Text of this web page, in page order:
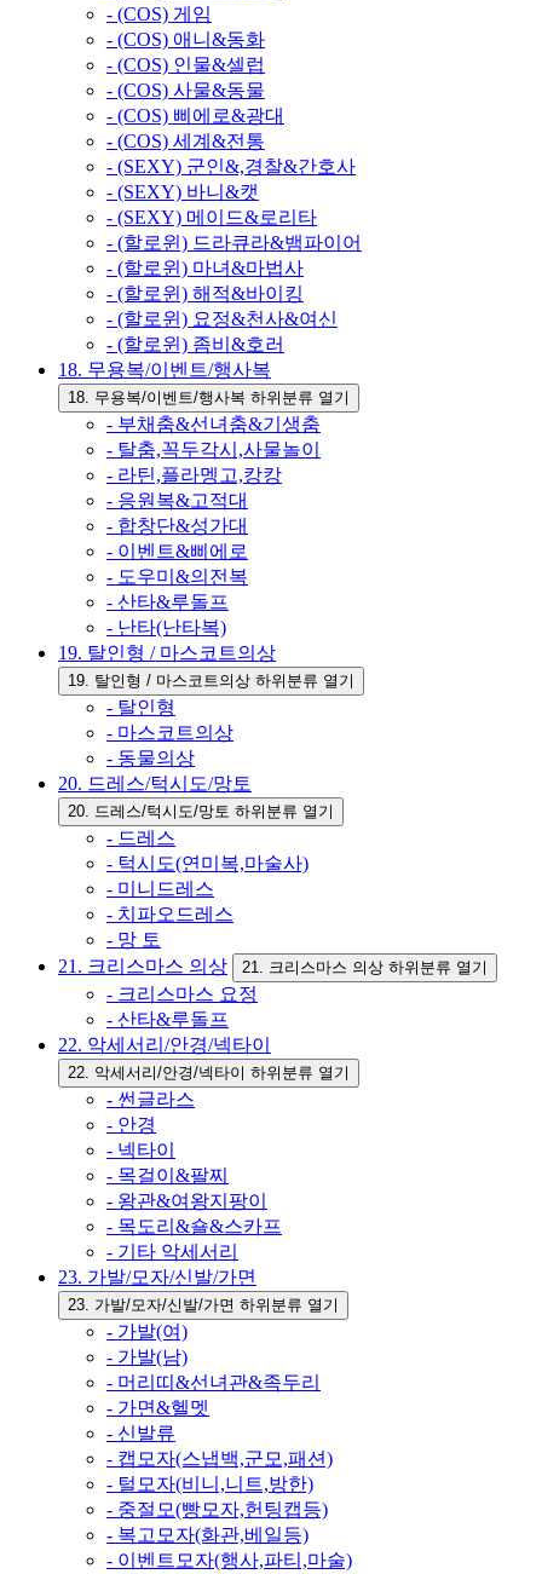
- (COS) 게임
- (COS) 애니&동화
- (COS) 인물&셀럽
- (COS) 사물&동물
- (COS) 삐에로&광대
- (COS) 세계&전통
- (SEXY) 군인&,경찰&간호사
- (SEXY) 바니&캣
- (SEXY) 메이드&로리타
- (할로윈) 드라큐라&뱀파이어
- (할로윈) 마녀&마법사
- (할로윈) 해적&바이킹
- (할로윈) 요정&천사&여신
- (할로윈) 좀비&호러
18. 무용복/이벤트/행사복
18. 무용복/이벤트/행사복 하위분류 열기
- 부채춤&선녀춤&기생춤
- 탈춤,꼭두각시,사물놀이
- 라틴,플라멩고,캉캉
- 응원복&고적대
- 합창단&성가대
- 이벤트&삐에로
- 도우미&의전복
- 산타&루돌프
- 난타(난타복)
19. 탈인형 / 마스코트의상
19. 탈인형 / 마스코트의상 하위분류 열기
- 탈인형
- 마스코트의상
- 동물의상
20. 드레스/턱시도/망토
20. 드레스/턱시도/망토 하위분류 열기
- 드레스
- 턱시도(연미복,마술사)
- 미니드레스
- 치파오드레스
- 망 토
21. 크리스마스 의상
21. 크리스마스 의상 하위분류 열기
- 크리스마스 요정
- 산타&루돌프
22. 악세서리/안경/넥타이
22. 악세서리/안경/넥타이 하위분류 열기
- 썬글라스
- 안경
- 넥타이
- 목걸이&팔찌
- 왕관&여왕지팡이
- 목도리&숄&스카프
- 기타 악세서리
23. 가발/모자/신발/가면
23. 가발/모자/신발/가면 하위분류 열기
- 가발(여)
- 가발(남)
- 머리띠&선녀관&족두리
- 가면&헬멧
- 신발류
- 캡모자(스냅백,군모,패션)
- 털모자(비니,니트,방한)
- 중절모(빵모자,헌팅캡등)
- 복고모자(화관,베일등)
- 이벤트모자(행사,파티,마술)